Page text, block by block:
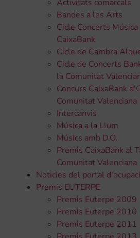
Activitats comarcals
Bandes a les Arts
Cicle Concerts
CaixaBank
Cicle de Cambra
Cicle de Concerts
la Comunitat
Concurs CaixaBank
Comunitat Valenciana
Intercanvis
Música a la Llum
Músics amb D.O.
Premis CaixaBank al
Comunitat Valenciana
Noticies del portal
Premis EUTERPE
Premis Euterpe 2009
Premis Euterpe 2010
Premis Euterpe 2011